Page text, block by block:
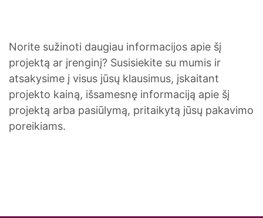
Norite sužinoti daugiau informacijos apie šį
projektą ar įrenginį? Susisiekite su mumis ir
atsakysime į visus jūsų klausimus, įskaitant
projekto kainą, išsamesnę informaciją apie šį
projektą arba pasiūlymą, pritaikytą jūsų pakavimo
poreikiams.